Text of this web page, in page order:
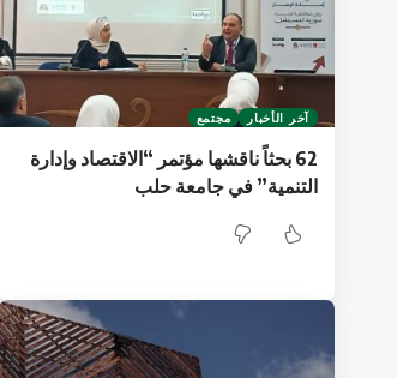
آخر الأخبار مجتمع
62 بحثاً ناقشها مؤتمر “الاقتصاد وإدارة
التنمية” في جامعة حلب